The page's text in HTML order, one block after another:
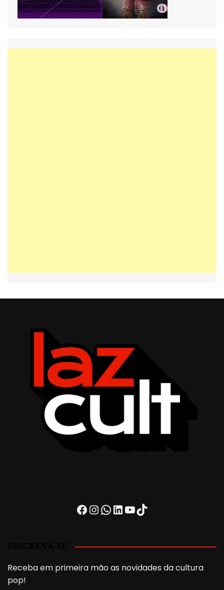
Facebook
Instagram
WhatsApp
LinkedIn
Youtube
TikTok
Receba em primeira mão as novidades da cultura
pop!